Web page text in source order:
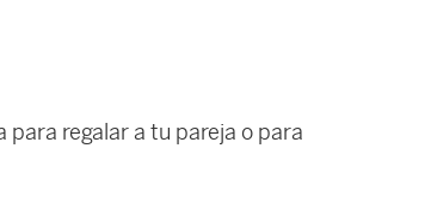
regalar a tu pareja o para